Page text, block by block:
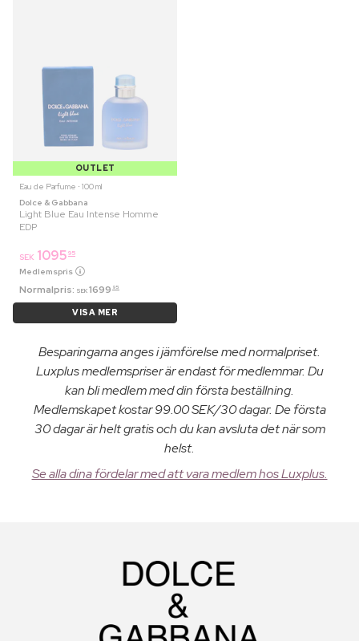
OUTLET
Eau de Parfume ⋅ 100 ml
Dolce & Gabbana
Light Blue Eau Intense Homme
EDP
SEK 1095 95
Medlemspris
Normalpris: SEK 1699 95
VISA MER
Besparingarna anges i jämförelse med normalpriset.
Luxplus medlemspriser är endast för medlemmar. Du
kan bli medlem med din första beställning.
Medlemskapet kostar 99.00 SEK/30 dagar. De första
30 dagar är helt gratis och du kan avsluta det när som
helst.
Se alla dina fördelar med att vara medlem hos Luxplus.